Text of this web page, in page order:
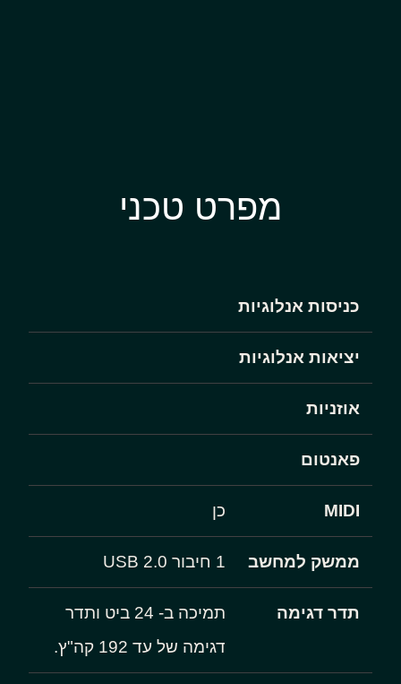
מפרט טכני
כניסות אנלוגיות
יציאות אנלוגיות
אוזניות
פאנטום
MIDI כן
ממשק למחשב 1 חיבור USB 2.0
תדר דגימה
תמיכה ב- 24 ביט ותדר
דגימה של עד 192 קה"ץ.